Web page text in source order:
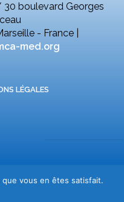
30 boulevard Georges
- France |
med.org
LÉGALES
vous en êtes satisfait.